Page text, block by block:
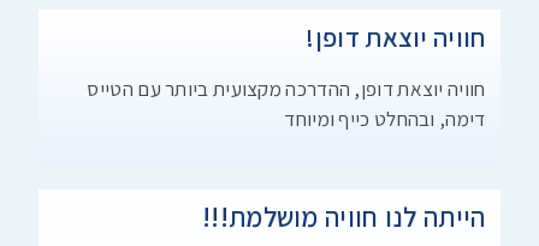
חוויה יוצאת דופן!
חוויה יוצאת דופן, ההדרכה מקצועית ביותר עם הטייס
דימה, ובהחלט כייף ומיוחד
הייתה לנו חוויה מושלמת!!!